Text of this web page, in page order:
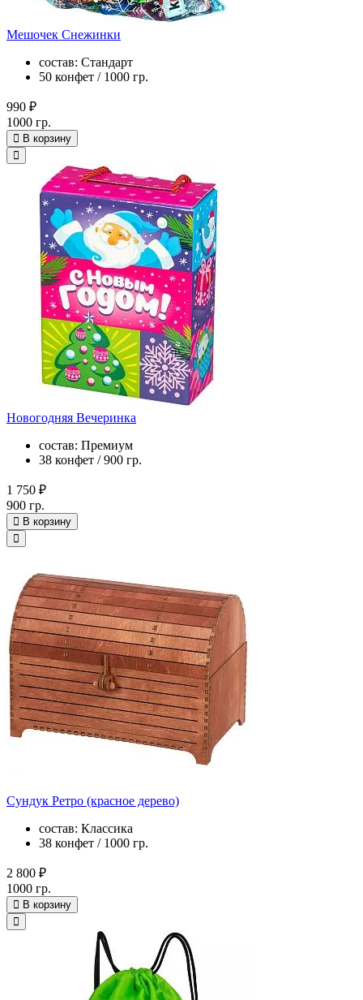
Мешочек Снежинки
состав: Стандарт
50 конфет / 1000 гр.
990 ₽
1000 гр.
В корзину
Новогодняя Вечеринка
состав: Премиум
38 конфет / 900 гр.
1 750 ₽
900 гр.
В корзину
Сундук Ретро (красное дерево)
состав: Классика
38 конфет / 1000 гр.
2 800 ₽
1000 гр.
В корзину